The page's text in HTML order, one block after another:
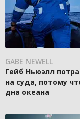
GABE NEWELL
Гейб Ньюэлл
на суда, потому
дна океана